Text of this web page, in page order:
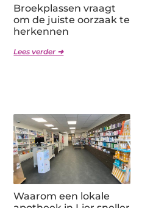
Broekplassen vraagt
om de juiste oorzaak te
herkennen
Lees verder ➜
Waarom een lokale